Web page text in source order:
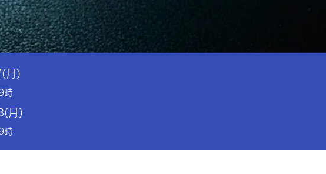
月)
時
月)
時